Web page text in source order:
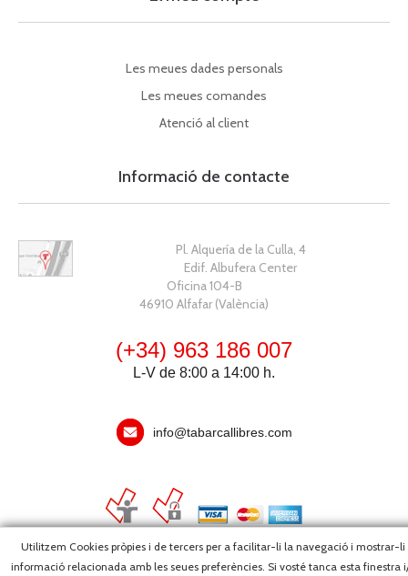
Utilitzem Cookies pròpies i de tercers per a facilitar-li la navegació i mostrar-li
informació relacionada amb les seues preferències. Si vosté tanca esta finestra
Les meues dades personals
Les meues comandes
Atenció al client
Informació de contacte
Pl. Alquería de la Culla, 4
Edif. Albufera Center
Oficina 104-B
46910 Alfafar (València)
(+34) 963 186 007
L-V de 8:00 a 14:00 h.
info@tabarcallibres.com